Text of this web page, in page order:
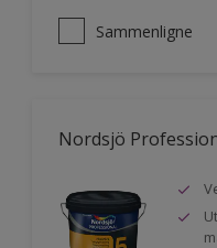
Sammenligne
Nordsjö